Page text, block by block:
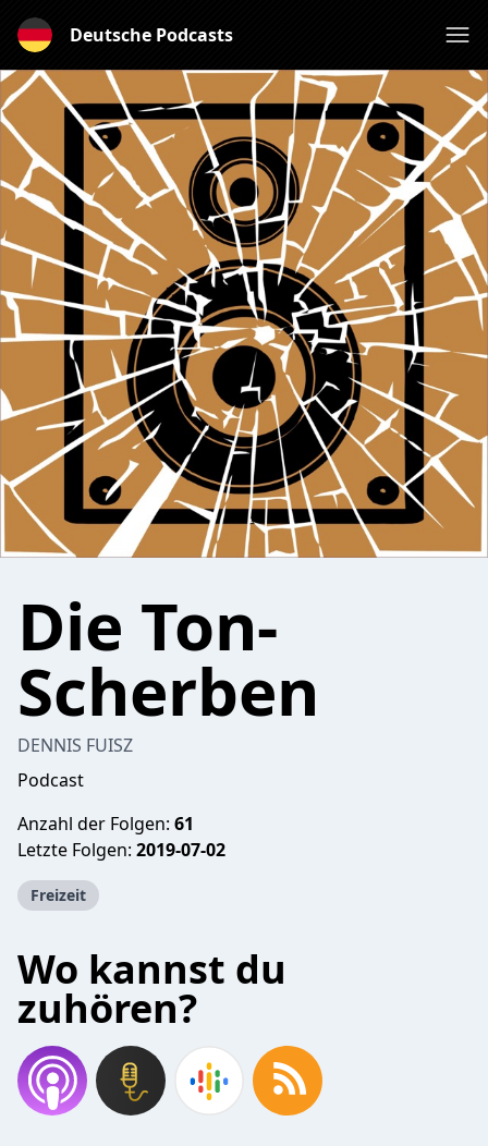
Deutsche Podcasts
Die Ton-
Scherben
DENNIS FUISZ
Podcast
Anzahl der Folgen: 61
Letzte Folgen: 2019-07-02
Freizeit
Wo kannst du
zuhören?